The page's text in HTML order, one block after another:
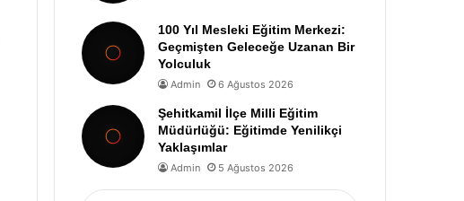
100 Yıl Mesleki Eğitim Merkezi:
Geçmişten Geleceğe Uzanan Bir
Yolculuk
Admin 6 Ağustos 2026
Şehitkamil İlçe Milli Eğitim
Müdürlüğü: Eğitimde Yenilikçi
Yaklaşımlar
Admin 5 Ağustos 2026